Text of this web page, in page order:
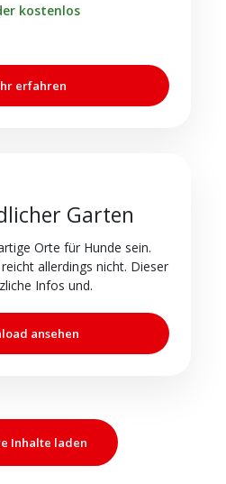
kostenlos
erfahren
Garten
Orte für Hunde sein.
allerdings nicht. Dieser
Infos und.
ansehen
Inhalte laden